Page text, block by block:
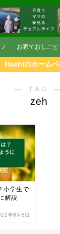
お家でおしごと
Hachiのホーム
― TAG ―
zeh
小学生で
解説
年8月8日